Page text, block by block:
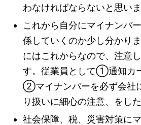
わなければならないと思いま
これから自分にマイナンバ
係していくのか少し分かり
にはこれからなので、注意
す。従業員として①通知カ
②マイナンバーを必ず会社
り扱いに細心の注意、をした
社会保障、税、災害対策に